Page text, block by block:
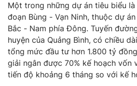
Nhân vật
Khán giả
Giải sao mai
Điện ảnh
Âm nhạc
Sao
Đời sống
Du lịch
Làm đẹp
Chất lượng cuộc sống
Giáo dục
Tuyển sinh
Công nghệ
Một trong những dự án tiêu biểu
đoạn Bùng - Vạn Ninh, thuộc dự
Bắc - Nam phía Đông. Tuyến
huyện của Quảng Bình, có chiều
tổng mức đầu tư hơn 1.800 tỷ
giải ngân được 70% kế hoạch vốn
tiến độ khoảng 6 tháng so với kế